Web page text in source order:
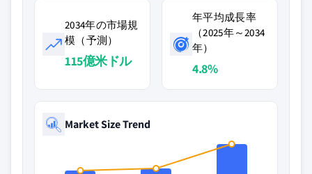
2034年の市場規
模（予測）
115億米ドル
年平均成長率
（2025年～2034
年）
4.8%
Market Size Trend